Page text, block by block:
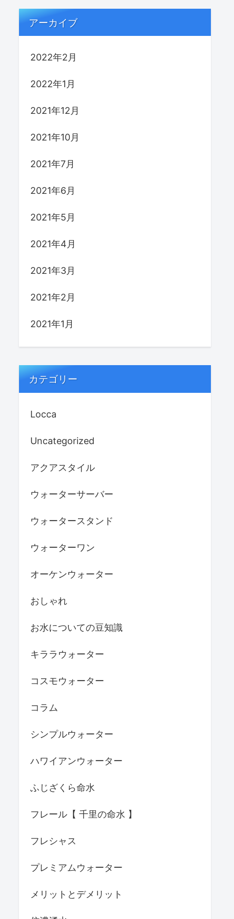
アーカイブ
2022年2月
2022年1月
2021年12月
2021年10月
2021年7月
2021年6月
2021年5月
2021年4月
2021年3月
2021年2月
2021年1月
カテゴリー
Locca
Uncategorized
アクアスタイル
ウォーターサーバー
ウォータースタンド
ウォーターワン
オーケンウォーター
おしゃれ
お水についての豆知識
キララウォーター
コスモウォーター
コラム
シンプルウォーター
ハワイアンウォーター
ふじざくら命水
フレール【 千里の命水 】
フレシャス
プレミアムウォーター
メリットとデメリット